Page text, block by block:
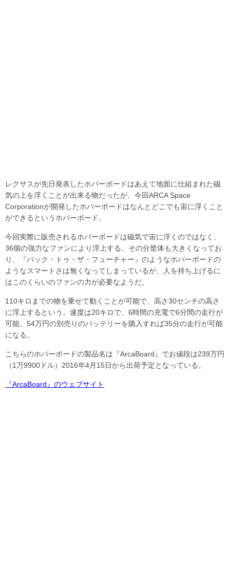
レクサスが先日発表したホバーボードはあえて地面に仕組まれた磁
気の上を浮くことが出来る物だったが、今回ARCA Space
Corporationが開発したホバーボードはなんとどこでも宙に浮くこと
ができるというホバーボード。
今回実際に販売されるホバーボードは磁気で宙に浮くのではなく、
36個の強力なファンにより浮上する。その分筐体も大きくなってお
り、『バック・トゥ・ザ・フューチャー』のようなホバーボードの
ようなスマートさは無くなってしまっているが、人を持ち上げるに
はこのくらいのファンの力が必要なようだ。
110キロまでの物を乗せて動くことが可能で、高さ30センチの高さ
に浮上するという。速度は20キロで、6時間の充電で6分間の走行が
可能。54万円の別売りのバッテリーを購入すれば35分の走行が可能
になる。
こちらのホバーボードの製品名は『ArcaBoard』でお値段は239万円
（1万9900ドル）2016年4月15日から出荷予定となっている。
『ArcaBoard』のウェブサイト